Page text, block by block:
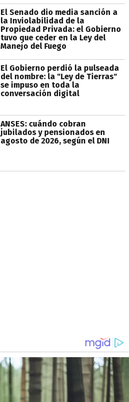
El Senado dio media sanción a
la Inviolabilidad de la
Propiedad Privada: el Gobierno
tuvo que ceder en la Ley del
Manejo del Fuego
El Gobierno perdió la pulseada
del nombre: la "Ley de Tierras"
se impuso en toda la
conversación digital
ANSES: cuándo cobran
jubilados y pensionados en
agosto de 2026, según el DNI